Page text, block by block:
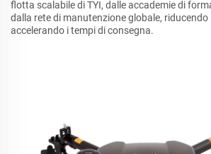
flotta scalabile di TYI, dalle accademie di
dalla rete di manutenzione globale, riducendo
accelerando i tempi di consegna.